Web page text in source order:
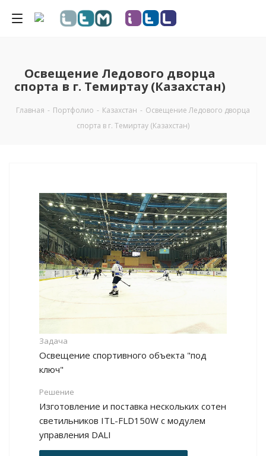
Освещение Ледового дворца
спорта в г. Темиртау (Казахстан)
Главная - Портфолио - Казахстан - Освещение Ледового дворца
спорта в г. Темиртау (Казахстан)
Задача
Освещение спортивного объекта "под
ключ"
Решение
Изготовление и поставка нескольких сотен
светильников ITL-FLD150W с модулем
управления DALI